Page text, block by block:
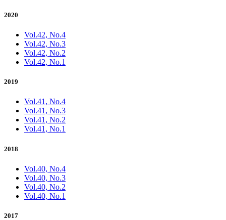
2020
Vol.42, No.4
Vol.42, No.3
Vol.42, No.2
Vol.42, No.1
2019
Vol.41, No.4
Vol.41, No.3
Vol.41, No.2
Vol.41, No.1
2018
Vol.40, No.4
Vol.40, No.3
Vol.40, No.2
Vol.40, No.1
2017